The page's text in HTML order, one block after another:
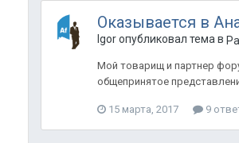
Оказывается в
Igor опубликовал тема в
Мой товарищ и партнер
общепринятое
15 марта, 2017 9